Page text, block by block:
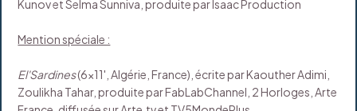
Kunov et Selma Sunniva, produite par Isaac Production
Mention spéciale :
El'Sardines(6x11', Algérie, France), écrite par Kaouther Adimi,
Zoulikha Tahar, produite par FabLabChannel, 2 Horloges, Arte